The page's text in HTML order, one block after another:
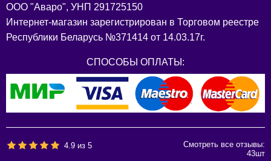
ООО "Аваро", УНП 291725150
Интернет-магазин зарегистрирован в Торговом реестре
Республики Беларусь №371414 от 14.03.17г.
СПОСОБЫ ОПЛАТЫ:
4.9 из5
Смотреть все отзывы:
43шт